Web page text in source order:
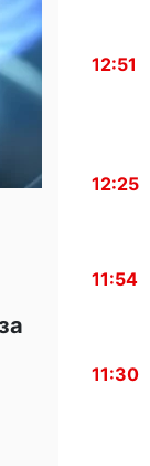
12:51
12:25
11:54
11:30